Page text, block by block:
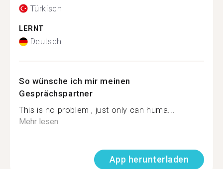
Türkisch
LERNT
Deutsch
So wünsche ich mir meinen
Gesprächspartner
This is no problem , just only can huma...
Mehr lesen
App herunterladen